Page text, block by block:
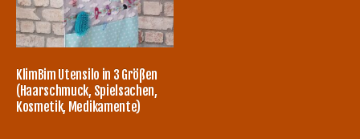
KlimBim Utensilo in 3 Größen
(Haarschmuck, Spielsachen,
Kosmetik, Medikamente)